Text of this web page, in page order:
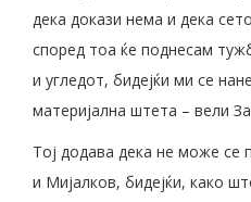
дека докази нема и дека
според тоа ќе поднесам
и угледот, бидејќи ми се
материјална штета – вели
Тој додава дека не може се
и Мијалков, бидејќи, како